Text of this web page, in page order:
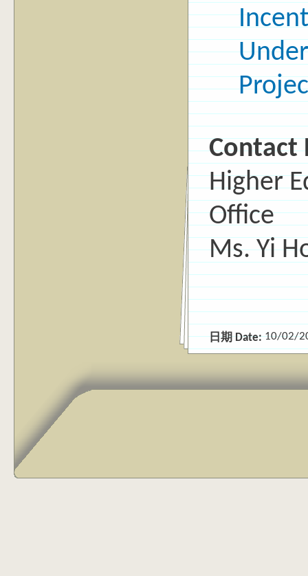
Contact
Higher
Office
Ms. Yi
日期 Date:10/02/